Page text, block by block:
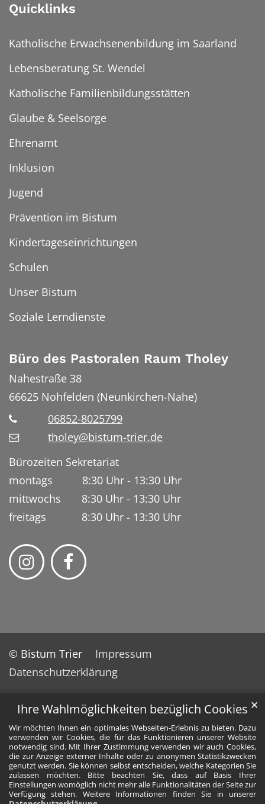
Ihre Wahlmöglichkeiten bezüglich Cookies
Wir möchten Ihnen ein optimales Webseiten-Erlebnis zu bieten. Dazu
verwenden wir Cookies, die für das Funktionieren unserer Website
notwendig sind. Mit Ihrer Zustimmung verwenden wir auch Cookies,
die zur Anzeige externer Inhalte oder zu anonymen Statistikzwecken
genutzt werden. Sie können selbst entscheiden, welche Kategorien Sie
zulassen möchten. Bitte beachten Sie, dass auf Basis Ihrer
Einstellungen womöglich nicht mehr alle Funktionalitäten der Seite zur
Verfügung stehen. Weitere Informationen finden Sie in unserer
✕
Quicklinks
Katholische Erwachsenenbildung im Saarland
Lebensberatung St. Wendel
Katholische Familienbildungsstätten
Glaube & Seelsorge
Ehrenamt
Inklusion
Jugend
Prävention im Bistum
Kindertageseinrichtungen
Schulen
Unser Bistum
Soziale Lerndienste
Büro des Pastoralen Raum Tholey
Nahestraße 38
66625 Nohfelden (Neunkirchen-Nahe)
06852-8025799
tholey@bistum-trier.de
Bürozeiten Sekretariat
montags 8:30 Uhr - 13:30 Uhr
mittwochs 8:30 Uhr - 13:30 Uhr
freitags 8:30 Uhr - 13:30 Uhr
© Bistum Trier
Impressum
Datenschutzerklärung